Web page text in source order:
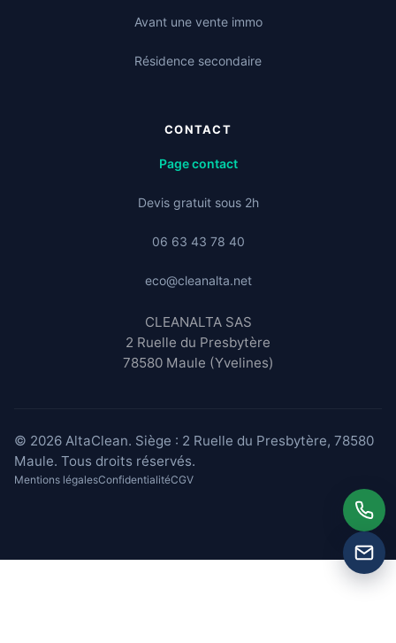
Avant une vente immo
Résidence secondaire
CONTACT
Page contact
Devis gratuit sous 2h
06 63 43 78 40
eco@cleanalta.net
CLEANALTA SAS
2 Ruelle du Presbytère
78580 Maule (Yvelines)
© 2026 AltaClean. Siège : 2 Ruelle du Presbytère, 78580
Maule. Tous droits réservés.
Mentions légalesConfidentialitéCGV